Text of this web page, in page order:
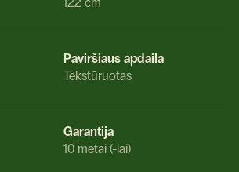
Paviršiaus apdaila
Tekstūruotas
Garantija
10 metai (-iai)